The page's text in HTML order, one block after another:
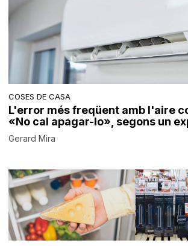
COSES DE CASA
L'error més freqüent amb l'aire
«No cal apagar-lo», segons un
Gerard Mira